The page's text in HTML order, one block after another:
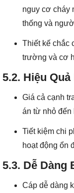
nguy cơ cháy
thống và
Thiết kế chắc
trường và cơ
5.2. Hiệu
Giá cả cạnh
án từ nhỏ đến
Tiết kiệm chi
hoạt động ổn
5.3. Dễ Dàng
Cáp dễ dàng